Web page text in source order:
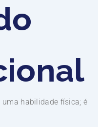
habilidade física; é